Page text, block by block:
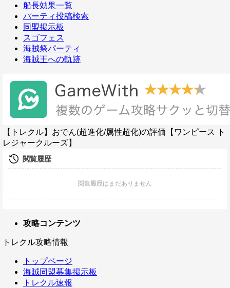
船長効果一覧
パーティ投稿検索
同盟掲示板
スゴフェス
海賊祭パーティ
海賊王への軌跡
【トレクル】おでん(超進化/属性超化)の評価【ワンピース ト
レジャークルーズ】
攻略コンテンツ
トレクル攻略情報
トップページ
海賊同盟募集掲示板
トレクル速報